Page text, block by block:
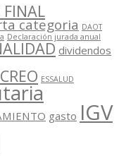
FINAL
categoria DAOT
Declaración jurada anual
dividendos
ESSALUD
gasto IGV